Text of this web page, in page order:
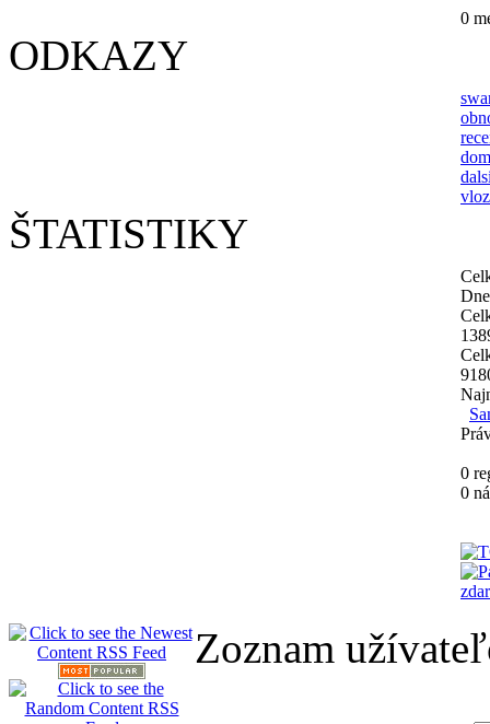
0
ODKAZY
ŠTATISTIKY
0
0
Zoznam